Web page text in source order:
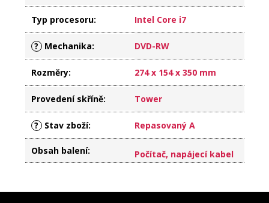
Typ procesoru: Intel Core i7
? Mechanika: DVD-RW
Rozměry: 274 x 154 x 350 mm
Provedení skříně: Tower
? Stav zboží: Repasovaný A
Obsah balení: Počítač, napájecí kabel